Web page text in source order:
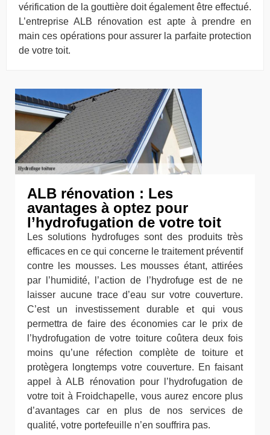
vérification de la gouttière doit également être effectué.
L’entreprise ALB rénovation est apte à prendre en
main ces opérations pour assurer la parfaite protection
de votre toit.
ALB rénovation : Les
avantages à optez pour
l’hydrofugation de votre toit
Les solutions hydrofuges sont des produits très
efficaces en ce qui concerne le traitement préventif
contre les mousses. Les mousses étant, attirées
par l’humidité, l’action de l’hydrofuge est de ne
laisser aucune trace d’eau sur votre couverture.
C’est un investissement durable et qui vous
permettra de faire des économies car le prix de
l’hydrofugation de votre toiture coûtera deux fois
moins qu’une réfection complète de toiture et
protègera longtemps votre couverture. En faisant
appel à ALB rénovation pour l’hydrofugation de
votre toit à Froidchapelle, vous aurez encore plus
d’avantages car en plus de nos services de
qualité, votre portefeuille n’en souffrira pas.